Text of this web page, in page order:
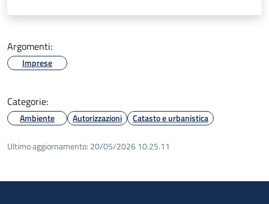
Argomenti:
Imprese
Categorie:
Ambiente Autorizzazioni Catasto e urbanistica
Ultimo aggiornamento: 20/05/2026 10:25.11